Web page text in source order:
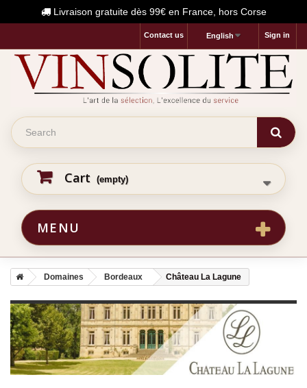
Livraison gratuite dès 99€ en France, hors Corse
Sign in
English
Contact us
Cart (empty)
MENU
Domaines Bordeaux Château La Lagune